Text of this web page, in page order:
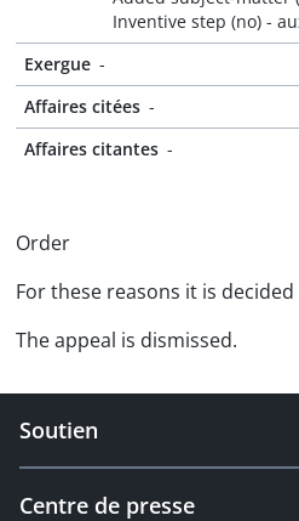
Inventive step (no) -
Exergue -
Affaires citées -
Affaires citantes -
Order
For these reasons it is
The appeal is dismissed.
Soutien
Centre de presse